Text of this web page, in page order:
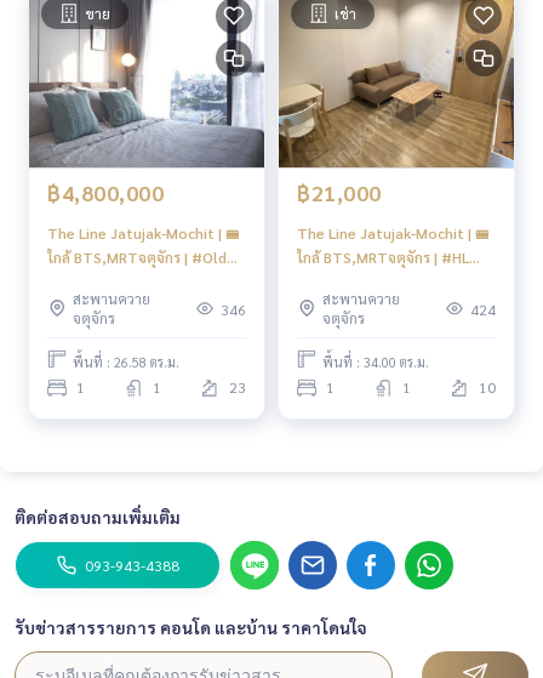
ขาย
฿4,800,000
The Line Jatujak-Mochit | 🚝
ใกล้ BTS,MRTจตุจักร | #Old
สะพานควาย
จตุจักร
346
พื้นที่ : 26.58 ตร.ม.
1 1 23
เช่า
฿21,000
The Line Jatujak-Mochit | 🚝
ใกล้ BTS,MRTจตุจักร | #HL
สะพานควาย
จตุจักร
424
พื้นที่ : 34.00 ตร.ม.
1 1 10
ติดต่อสอบถามเพิ่มเติม
093-943-4388
รับข่าวสารรายการ คอนโด และบ้าน ราคาโดนใจ